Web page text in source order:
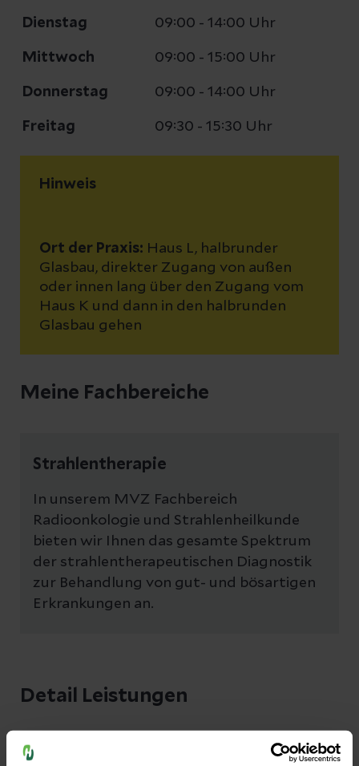
Dienstag 09:00 - 14:00 Uhr
Mittwoch 09:00 - 15:00 Uhr
Donnerstag 09:00 - 14:00 Uhr
Freitag 09:30 - 15:30 Uhr
Hinweis
Ort der Praxis: Haus L, halbrunder
Glasbau, direkter Zugang von außen
oder innen lang über den Zugang vom
Haus K und dann in den halbrunden
Glasbau gehen
Meine Fachbereiche
Strahlentherapie
In unserem MVZ Fachbereich
Radioonkologie und Strahlenheilkunde
bieten wir Ihnen das gesamte Spektrum
der strahlentherapeutischen Diagnostik
zur Behandlung von gut- und bösartigen
Erkrankungen an.
Detail Leistungen
Kurative und palliative Strahlentherapie